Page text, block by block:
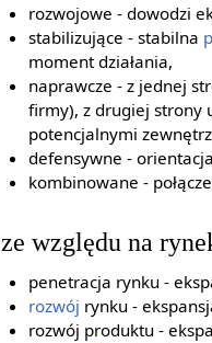
rozwojowe - dowodzi
stabilizujące - stabilna
moment działania,
naprawcze - z jednej
firmy), z drugiej strony
potencjalnymi
defensywne -
kombinowane -
ze względu na
penetracja rynku -
rozwój rynku -
rozwój produktu -